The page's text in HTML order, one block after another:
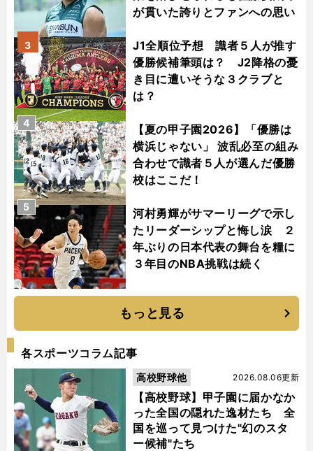
が貫いた誇りとファンへの思い
J1全順位予想 識者５人が推す
優勝候補筆頭は？ J2降格の憂
き目に遭いそうな３クラブと
は？
3
【夏の甲子園2026】「優勝は
横浜じゃない」 波乱必至の組み
合わせで識者５人が選んだ優勝
校はここだ！
4
河村勇輝がサマーリーグで示し
たリーダーシップと悔し涙 ２
年ぶりの日本代表の舞台を糧に
３年目のNBA挑戦は続く
5
もっと見る
各スポーツコラム記事
【高校野球】甲子園に届かなか
った全国の隠れた逸材たち 全
国を巡って見つけた"幻のスタ
ー候補"たち
2026.08.06更新
高校野球他